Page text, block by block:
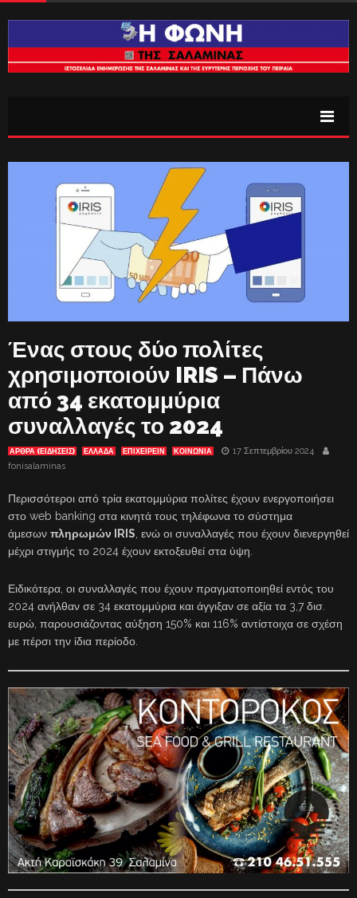
Ένας στους δύο πολίτες
χρησιμοποιούν IRIS – Πάνω
από 34 εκατομμύρια
συναλλαγές το 2024
ΑΡΘΡΑ (ΕΙΔΗΣΕΙΣ) ΕΛΛΑΔΑ ΕΠΙΧΕΙΡΕΙΝ ΚΟΙΝΩΝΙΑ
17 Σεπτεμβρίου 2024
fonisalaminas
Περισσότεροι από τρία εκατομμύρια πολίτες έχουν ενεργοποιήσει
στο web banking στα κινητά τους τηλέφωνα το σύστημα
άμεσων πληρωμών IRIS , ενώ οι συναλλαγές που έχουν διενεργηθεί
μέχρι στιγμής το 2024 έχουν εκτοξευθεί στα ύψη.
Ειδικότερα, οι συναλλαγές που έχουν πραγματοποιηθεί εντός του
2024 ανήλθαν σε 34 εκατομμύρια και άγγιξαν σε αξία τα 3,7 δισ.
ευρώ, παρουσιάζοντας αύξηση 150% και 116% αντίστοιχα σε σχέση
με πέρσι την ίδια περίοδο.